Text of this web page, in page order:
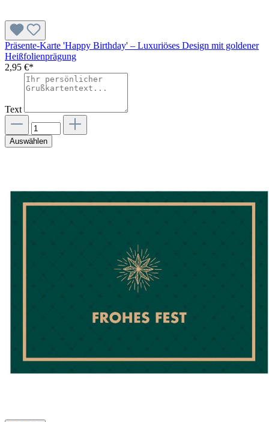
Präsente-Karte 'Happy Birthday' – Luxuriöses Design mit goldener
Heißfolienprägung
2,95 €*
Text
Auswählen